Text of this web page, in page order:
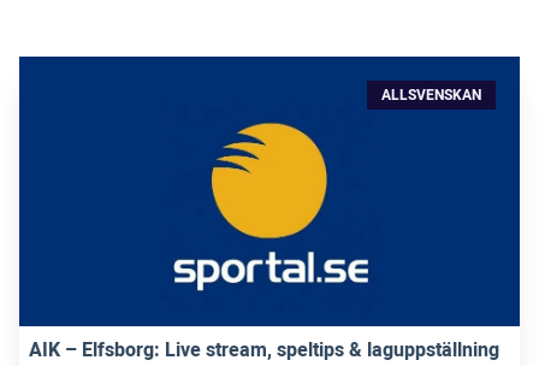
ALLSVENSKAN
AIK – Elfsborg: Live stream, speltips & laguppställning